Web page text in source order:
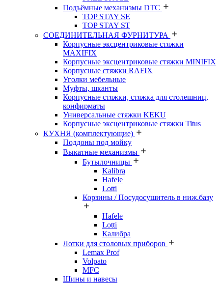
Подъёмные механизмы DTC
TOP STAY SE
TOP STAY ST
СОЕДИНИТЕЛЬНАЯ ФУРНИТУРА
Корпусные эксцентриковые стяжки
MAXIFIX
Корпусные эксцентриковые стяжки MINIFIX
Корпусные стяжки RAFIX
Уголки мебельные
Муфты, шканты
Корпусные стяжки, стяжка для столешниц,
конфирматы
Универсальные стяжки KEKU
Корпусные эксцентриковые стяжки Titus
КУХНЯ (комплектующие)
Поддоны под мойку
Выкатные механизмы
Бутылочницы
Kalibra
Hafele
Lotti
Корзины / Посудосушитель в ниж.базу
Hafele
Lotti
Калибра
Лотки для столовых приборов
Lemax Prof
Volpato
MFC
Шины и навесы